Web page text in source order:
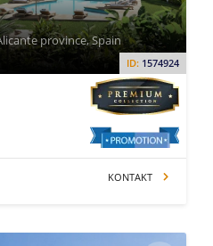
ID: 1574924
province, Spain
KONTAKT